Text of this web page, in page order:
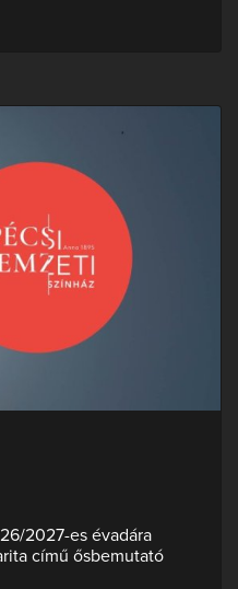
2027-es évadára
című ősbemutató